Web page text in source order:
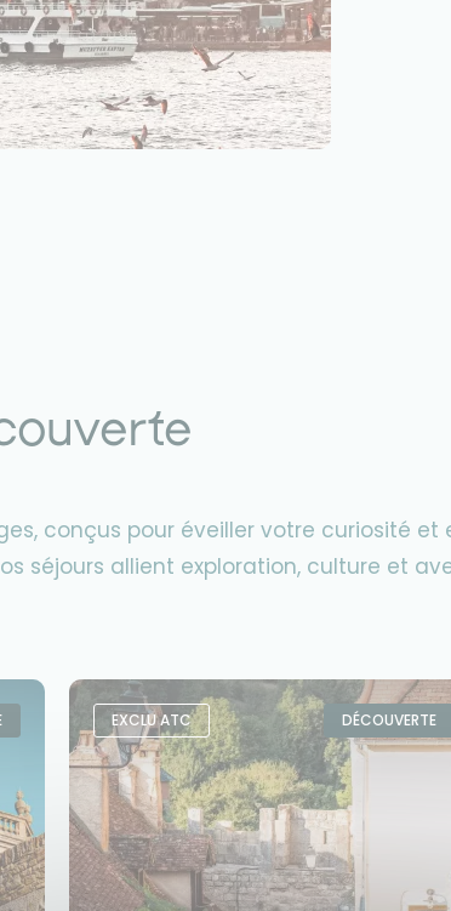
conçus pour éveiller votre curiosité
séjours allient exploration, culture et
EXCLU ATC DÉCOUVERTE